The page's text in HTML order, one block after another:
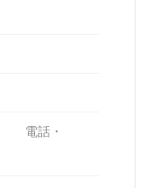
電話・